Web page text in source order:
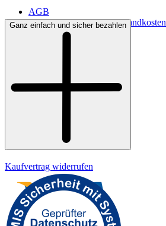
AGB
Lieferbedingungen & Versandkosten
Bezahlung
Ganz einfach und sicher bezahlen
Kaufvertrag widerrufen